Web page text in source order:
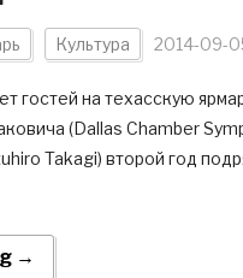
Культура 2014-09-
гостей на техасскую
(Dallas Chamber
Takagi) второй год
→